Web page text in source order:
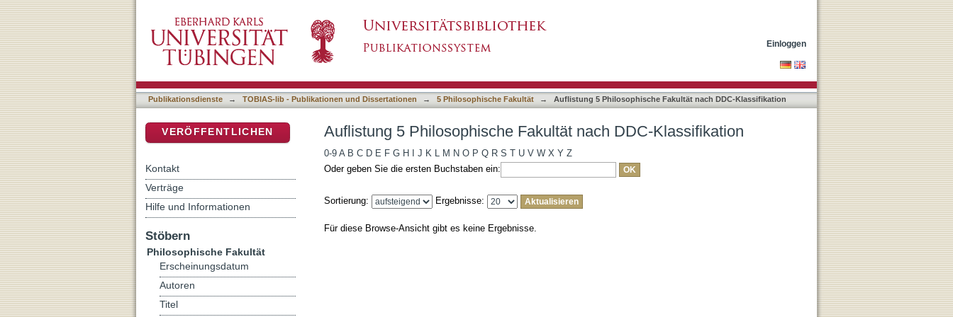
Einloggen
Publikationsdienste → TOBIAS-lib - Publikationen und Dissertationen → 5 Philosophische Fakultät → Auflistung 5 Philosophische Fakultät nach DDC-Klassifikation
Auflistung 5 Philosophische Fakultät nach DDC-Klassifikation
0-9 A B C D E F G H J K L M N O P Q R S T U V W X Y Z
Oder geben Sie die ersten Buchstaben ein:
Sortierung: Ergebnisse:
Für diese Browse-Ansicht gibt es keine Ergebnisse.
VERÖFFENTLICHEN
Kontakt
Verträge
Hilfe und Informationen
Stöbern
Philosophische Fakultät
Erscheinungsdatum
Autoren
Titel